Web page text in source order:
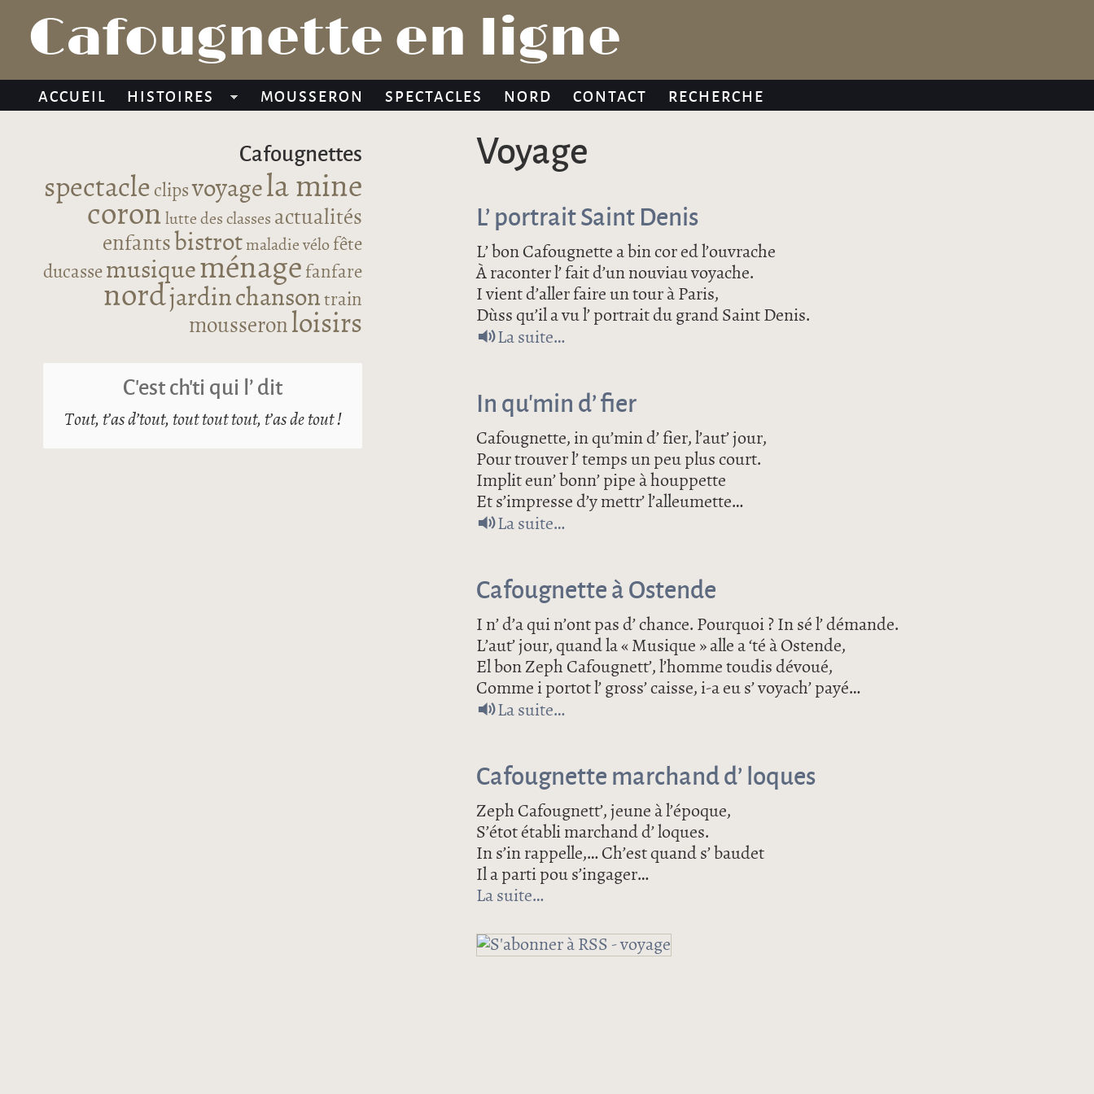
Jump to navigation
Cafougnette en ligne
ACCUEIL HISTOIRES MOUSSERON SPECTACLES NORD CONTACT RECHERCHE
voyage
L’ portrait Saint Denis
L’ bon Cafougnette a bin cor ed l’ouvrache
À raconter l’ fait d’un nouviau voyache.
I vient d’aller faire un tour à Paris,
Dùss qu’il a vu l’ portrait du grand Saint Denis.
La suitede L’ portrait Saint Denis
In qu’min d’ fier
Cafougnette, in qu’min d’ fier, l’aut’ jour,
Pour trouver l’ temps un peu plus court.
Implit eun’ bonn’ pipe à houppette
Et s’impresse d’y mettr’ l’alleumette…
La suitede In qu’min d’ fier
Cafougnette à Ostende
I n’ d’a qui n’ont pas d’ chance. Pourquoi ? In sé l’ démande.
L’aut’ jour, quand la « Musique » alle a ‘té à Ostende,
El bon Zeph Cafougnett’, l’homme toudis dévoué,
Comme i portot l’ gross’ caisse, i-a eu s’ voyach’ payé…
La suitede Cafougnette à Ostende
Cafougnette marchand d’ loques
Zeph Cafougnett’, jeune à l’époque,
S’étot établi marchand d’ loques.
In s’in rappelle,… Ch’est quand s’ baudet
Il a parti pou s’ingager…
La suitede Cafougnette marchand d’ loques
Cafougnettes
spectacle clipsvoyagela mine
coron lutte des classes actualités
enfants bistrotmaladie vélo fête
ducassemusiqueménage fanfare
nordjardinchansontrain
mousseronloisirs
C’est ch’ti qui l’ dit
Tout, t’as d’tout, tout tout tout, t’as de tout !